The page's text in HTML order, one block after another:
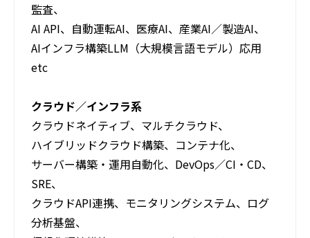
監査、
AI API、自動運転AI、医療AI、産業AI／製造AI、
AIインフラ構築LLM（大規模言語モデル）応用
etc
クラウド／インフラ系
クラウドネイティブ、マルチクラウド、
ハイブリッドクラウド構築、コンテナ化、
サーバー構築・運用自動化、DevOps／CI・CD、
SRE、
クラウドAPI連携、モニタリングシステム、ログ
分析基盤、